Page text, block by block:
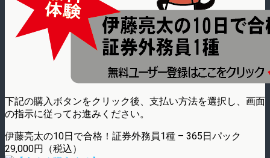
下記の購入ボタンをクリック後、支払い方法を選択し、画面
の指示に従ってお進みください。
伊藤亮太の10日で合格！証券外務員1種 – 365日パック
29,000円（税込）